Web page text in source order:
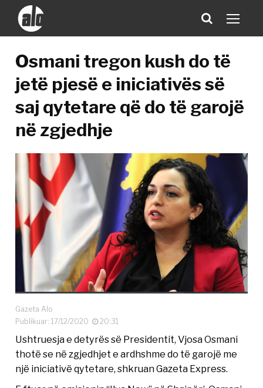
Osmani tregon kush do të
jetë pjesë e iniciativës së
saj qytetare që do të garojë
në zgjedhje
Gazeta Alo
Publikuar: 17/12/2020
20:31
Ushtruesja e detyrës së Presidentit, Vjosa Osmani
thotë se në zgjedhjet e ardhshme do të garojë me
një iniciativë qytetare, shkruan Gazeta Express.